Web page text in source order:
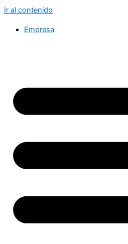
Ir al contenido
Empresa